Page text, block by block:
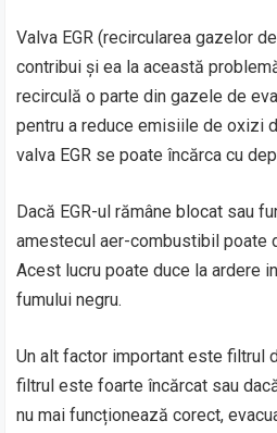
Valva EGR (recircularea gazelor
contribui și ea la această
recirculă o parte din gazele de
pentru a reduce emisiile de oxizi
valva EGR se poate încărca cu
Dacă EGR-ul rămâne blocat sau
amestecul aer-combustibil poate
Acest lucru poate duce la ardere
fumului negru.
Un alt factor important este filtrul
filtrul este foarte încărcat sau
nu mai funcționează corect,